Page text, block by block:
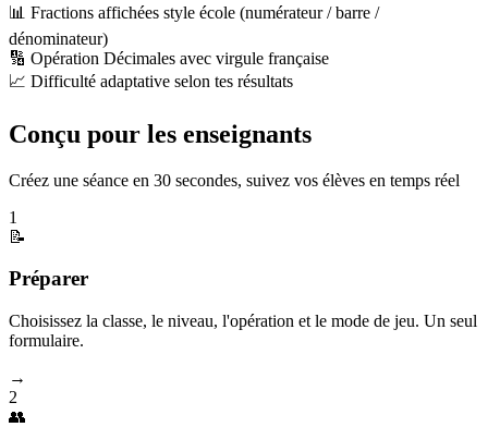
📊 Fractions affichées style école (numérateur / barre /
dénominateur)
🔢 Opération Décimales avec virgule française
📈 Difficulté adaptative selon tes résultats
Conçu pour les enseignants
Créez une séance en 30 secondes, suivez vos élèves en temps réel
1
📝
Préparer
Choisissez la classe, le niveau, l'opération et le mode de jeu. Un seul
formulaire.
→
2
👥